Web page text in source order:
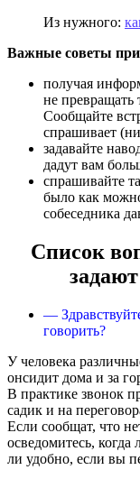
Из нужного:
Важные советы при
получая
не превращать
Сообщайте
спрашивает
задавайте
дадут вам
спрашивайте
было как
собеседника
Список
—
говорить?
У человека
онсидит дома и за
В практике звонок
садик и на
Если сообщат, что
осведомитесь, когда
ли удобно, если вы